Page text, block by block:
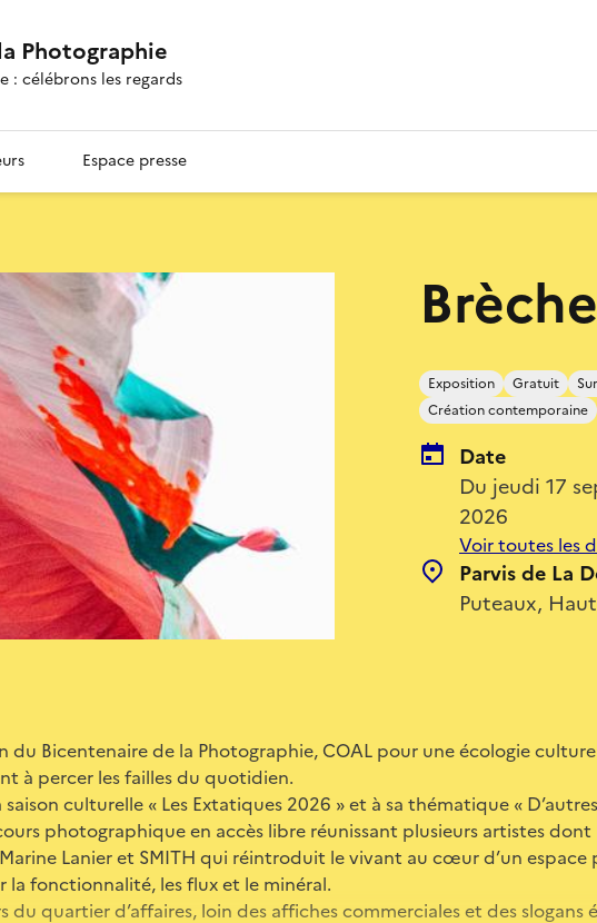
Photographie
: célébrons les regards
Espace presse
Exposition Gratuit
Création contemporaine
Date
Du jeudi 17
2026
Voir toutes les
Parvis de La
Puteaux,
du Bicentenaire de la Photographie, COAL pour une écologie
à percer les failles du quotidien.
culturelle « Les Extatiques 2026 » et à sa thématique «
photographique en accès libre réunissant plusieurs artistes dont
Lanier et SMITH qui réintroduit le vivant au cœur d’un
la fonctionnalité, les flux et le minéral.
du quartier d’affaires, loin des affiches commerciales et des slogans